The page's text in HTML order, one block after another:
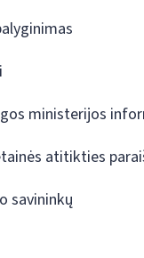
ministerijos
atitikties
savininkų